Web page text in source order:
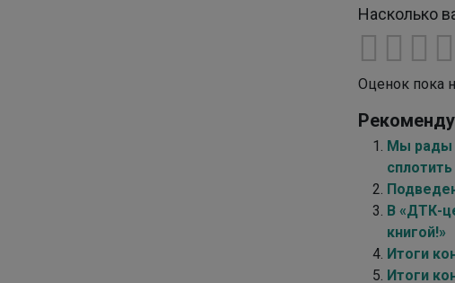
Насколько
Оценок пока
Мы рады
В «ДТК-
книгой!»
Итоги
Итоги